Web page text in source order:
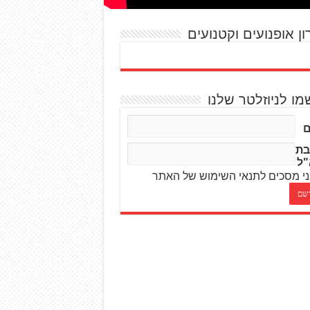
אופנועים וקטנועים
לניוזלטר שלנו
מסכים לתנאי השימוש של האתר